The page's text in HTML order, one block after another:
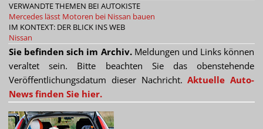
VERWANDTE THEMEN BEI AUTOKISTE
Mercedes lässt Motoren bei Nissan bauen
IM KONTEXT: DER BLICK INS WEB
Nissan
Sie befinden sich im Archiv.Meldungen und Links können
veraltet sein. Bitte beachten Sie das obenstehende
Veröffentlichungsdatum dieser Nachricht.Aktuelle Auto-
News finden Sie hier.